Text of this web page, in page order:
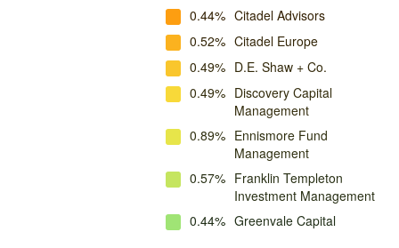
0.44% Citadel Advisors
0.52% Citadel Europe
0.49% D.E. Shaw + Co.
0.49% Discovery Capital
Management
0.89% Ennismore Fund
Management
0.57% Franklin Templeton
Investment Management
0.44% Greenvale Capital